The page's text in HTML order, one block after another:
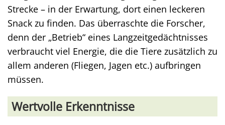
Strecke – in der Erwartung, dort einen leckeren
Snack zu finden. Das überraschte die Forscher,
denn der „Betrieb“ eines Langzeitgedächtnisses
verbraucht viel Energie, die die Tiere zusätzlich zu
allem anderen (Fliegen, Jagen etc.) aufbringen
müssen.
Wertvolle Erkenntnisse